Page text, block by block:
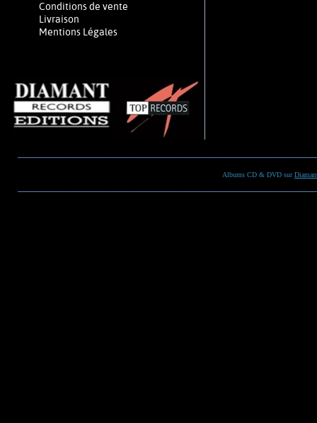
Conditions de vente
Livraison
Mentions Légales
Albums CD & DVD sur